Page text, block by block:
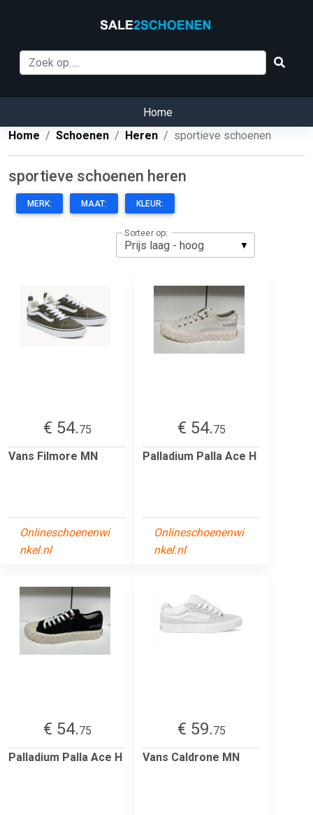
Home
Home
Schoenen Heren sportieve schoenen
sportieve schoenen heren
MERK: MAAT: KLEUR:
Sorteer op:
€ 54.75
Vans Filmore MN
Onlineschoenenwi
nkel.nl
€ 54.75
Palladium Palla Ace H
Onlineschoenenwi
nkel.nl
€ 54.75
Palladium Palla Ace H
€ 59.75
Vans Caldrone MN